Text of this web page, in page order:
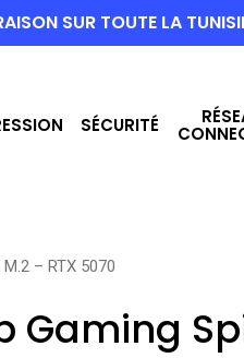
SUR TOUTE LA
SÉCURITÉ
– RTX 5070
Gaming